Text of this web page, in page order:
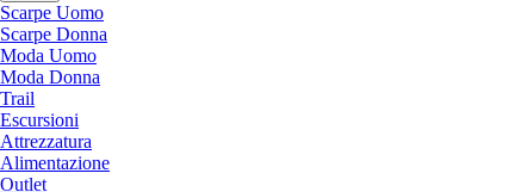
Scarpe Uomo
Scarpe Donna
Moda Uomo
Moda Donna
Trail
Escursioni
Attrezzatura
Alimentazione
Outlet